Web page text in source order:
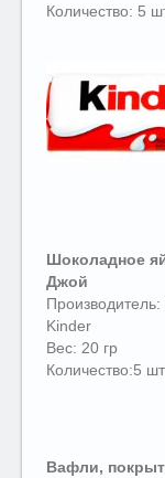
Количество: 5
Шоколадное
Джой
Kinder
Вес: 20 гр
Количество:5 шт
Вафли,